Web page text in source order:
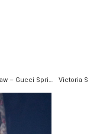
Tex Santos-Shaw – Gucci Spring 2018 Ready-to-Wear